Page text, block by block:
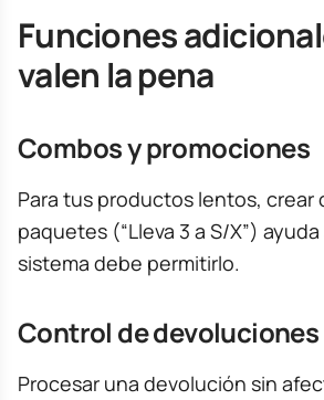
Funciones
valen la pena
Combos y promociones
Para tus productos lentos, crear
paquetes (“Lleva 3 a S/X”)
sistema debe permitirlo.
Control de devoluciones
Procesar una devolución sin